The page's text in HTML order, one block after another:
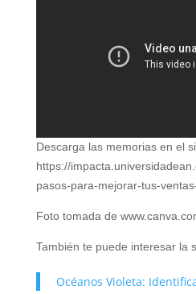
Descarga las memorias en el
https://
pasos-para-mejorar-tus-
Foto tomada de
También te puede interesar la
Océanos Violeta: